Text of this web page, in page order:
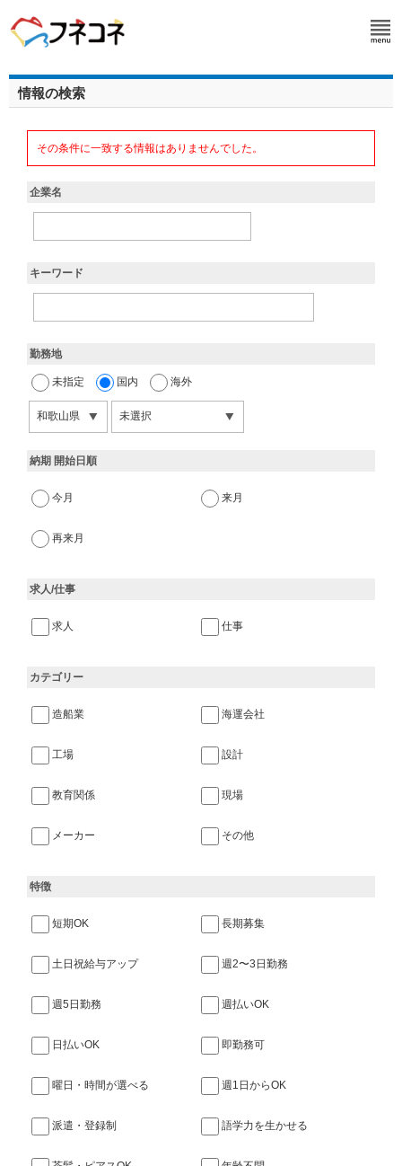
情報の検索
その条件に一致する情報はありませんでした。
企業名
キーワード
勤務地
未指定 国内 海外
納期 開始日順
今月 来月
再来月
求人/仕事
求人 仕事
カテゴリー
造船業 海運会社
工場 設計
教育関係 現場
メーカー その他
特徴
短期OK 長期募集
土日祝給与アップ 週2〜3日勤務
週5日勤務 週払いOK
日払いOK 即勤務可
曜日・時間が選べる 週1日からOK
派遣・登録制 語学力を生かせる